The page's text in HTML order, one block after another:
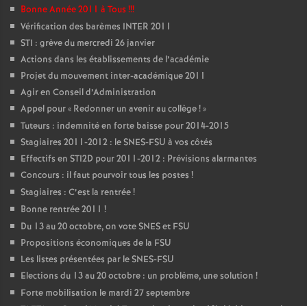
Bonne Année 2011 à Tous!!!
Vérification des barèmes INTER 2011
STI : grève du mercredi 26 janvier
Actions dans les établissements de l’académie
Projet du mouvement inter-académique 2011
Agir en Conseil d’Administration
Appel pour « Redonner un avenir au collège!»
Tuteurs : indemnité en forte baisse pour 2014-2015
Stagiaires 2011-2012 : le SNES-FSU à vos côtés
Effectifs en STI2D pour 2011-2012 : Prévisions alarmantes
Concours : il faut pourvoir tous les postes !
Stagiaires : C’est la rentrée!
Bonne rentrée 2011 !
Du 13 au 20 octobre, on vote SNES et FSU
Propositions économiques de la FSU
Les listes présentées par le SNES-FSU
Elections du 13 au 20 octobre : un problème, une solution !
Forte mobilisation le mardi 27 septembre